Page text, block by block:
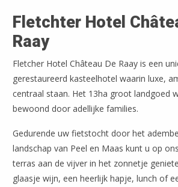
Fletchter Hotel
Raay
Fletcher Hotel Château De Raay is een
gerestaureerd kasteelhotel waarin luxe,
centraal staan. Het 13ha groot landgoed
bewoond door adellijke families.
Gedurende uw fietstocht door het
landschap van Peel en Maas kunt u op
terras aan de vijver in het zonnetje
glaasje wijn, een heerlijk hapje, lunch of